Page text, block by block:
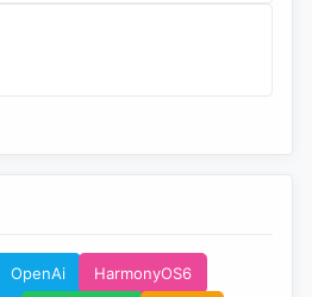
OpenAi HarmonyOS6